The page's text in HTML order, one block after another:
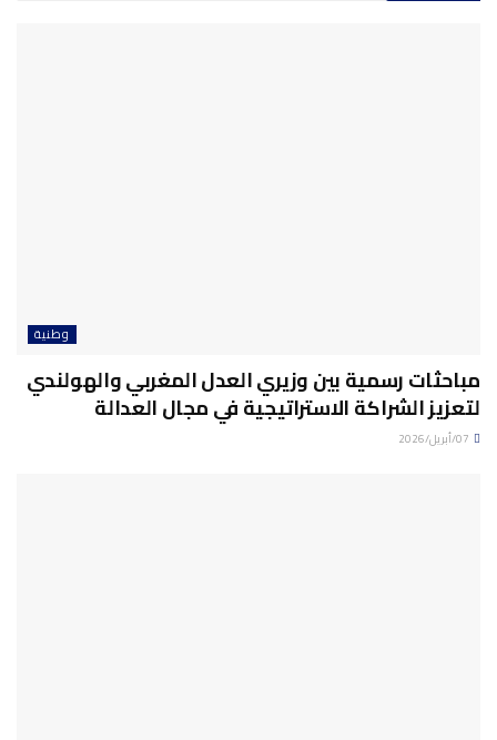
وطنية
مباحثات رسمية بين وزيري العدل المغربي والهولندي
لتعزيز الشراكة الاستراتيجية في مجال العدالة